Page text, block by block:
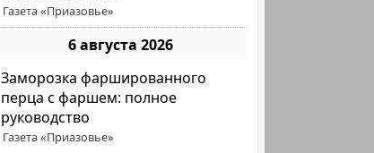
Газета «Приазовье»
6 августа 2026
Заморозка фаршированного
перца с фаршем: полное
руководство
Газета «Приазовье»